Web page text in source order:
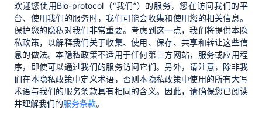
欢迎您使用Bio-protocol（“我们”）的服务，您在访问我们的平
台、使用我们的服务时，我们可能会收集和使用您的相关信息。
保护您的隐私对我们非常重要。考虑到这一点，我们将提供本隐
私政策，以解释我们关于收集、使用、保存、共享和转让这些信
息的做法。本隐私政策不适用于任何第三方网站，服务或应用程
序，即使可以通过我们的服务访问它们。另外，请注意，除非我
们在本隐私政策中定义术语，否则本隐私政策中使用的所有大写
术语与我们的服务条款具有相同的含义。因此，请确保您已阅读
并理解我们的服务条款。